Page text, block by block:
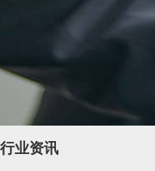
行业资讯